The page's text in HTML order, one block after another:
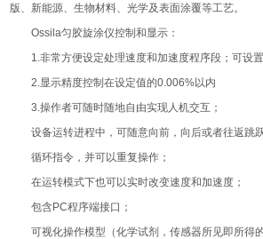
版、新能源、生物材料、光学及表面涂覆等工艺。
Ossila匀胶旋涂仪控制和显示：
1.非常方便设定处理速度和加速度程序段；可设置
2.显示精度控制在设定值的0.006%以内
3.操作者可随时随地自由实现人机交互；
设备运转进程中，可随意向前，向后或者往返跳跃
循环指令，并可以重复操作；
在运转模式下也可以实时改变速度和加速度；
包含PC程序端接口；
可视化操作模型（化学试剂，传感器所见即所得的